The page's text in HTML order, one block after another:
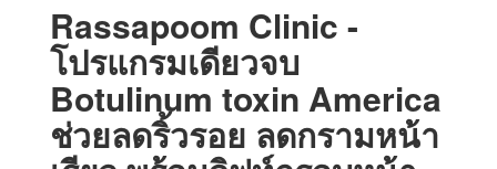
Rassapoom Clinic -
โปรแกรมเดียวจบ
Botulinum toxin America
ช่วยลดริ้วรอย ลดกรามหน้า